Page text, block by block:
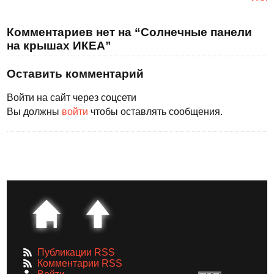
Комментариев нет на “Солнечные панели
на крышах ИКЕА”
Оставить комментарий
Войти на сайт через соцсети
Вы должны войти чтобы оставлять сообщения.
Публикации RSS
Комментарии RSS